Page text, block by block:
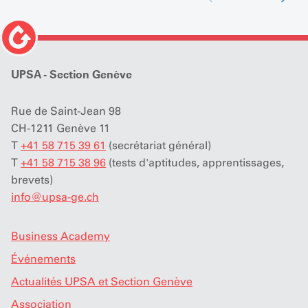
UPSA - Section Genève
Rue de Saint-Jean 98
CH-1211 Genève 11
T +41 58 715 39 61 (secrétariat général)
T +41 58 715 38 96 (tests d'aptitudes, apprentissages,
brevets)
info@upsa-ge.ch
Business Academy
Événements
Actualités UPSA et Section Genève
Association